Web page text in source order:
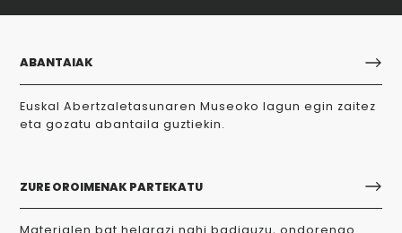
ABANTAIAK
Euskal Abertzaletasunaren Museoko lagun egin zaitez
eta gozatu abantaila guztiekin.
ZURE OROIMENAK PARTEKATU